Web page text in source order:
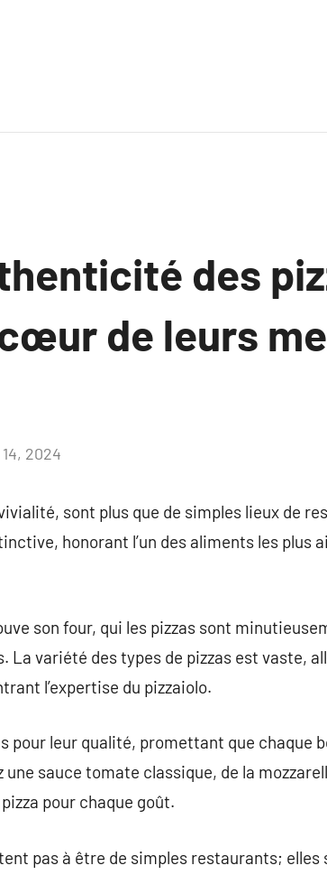
des
de leurs
2024
sont plus que de simples lieux de
honorant l’un des aliments les plus
son four, qui les pizzas sont
La variété des types de pizzas est vaste,
l’expertise du pizzaiolo.
pour leur qualité, promettant que chaque
sauce tomate classique, de la
pour chaque goût.
pas à être de simples restaurants; elles